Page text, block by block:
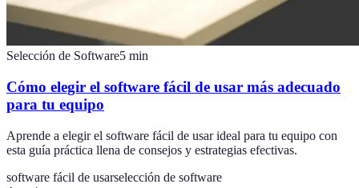
Selección de Software5 min
Cómo elegir el software fácil de usar más adecuado
para tu equipo
Aprende a elegir el software fácil de usar ideal para tu equipo con
esta guía práctica llena de consejos y estrategias efectivas.
software fácil de usarselección de software